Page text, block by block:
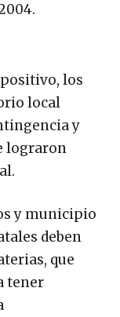
los
local
y
lograron
y municipio
deben
que
tener